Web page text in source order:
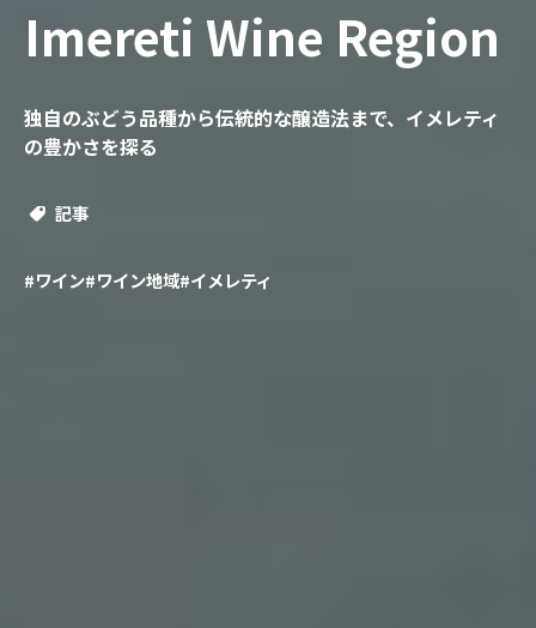
Imereti Wine Region
独自のぶどう品種から伝統的な醸造法まで、イメレティ
の豊かさを探る
記事
#ワイン#ワイン地域#イメレティ